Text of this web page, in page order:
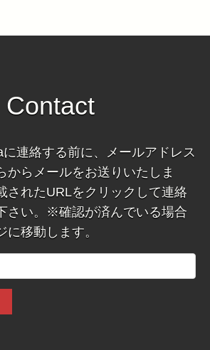
Contact
連絡する前に、メールアドレス
からメールをお送りいたしま
されたURLをクリックして連絡
さい。※確認が済んでいる場合
に移動します。